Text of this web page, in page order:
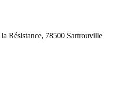
Résistance, 78500 Sartrouville